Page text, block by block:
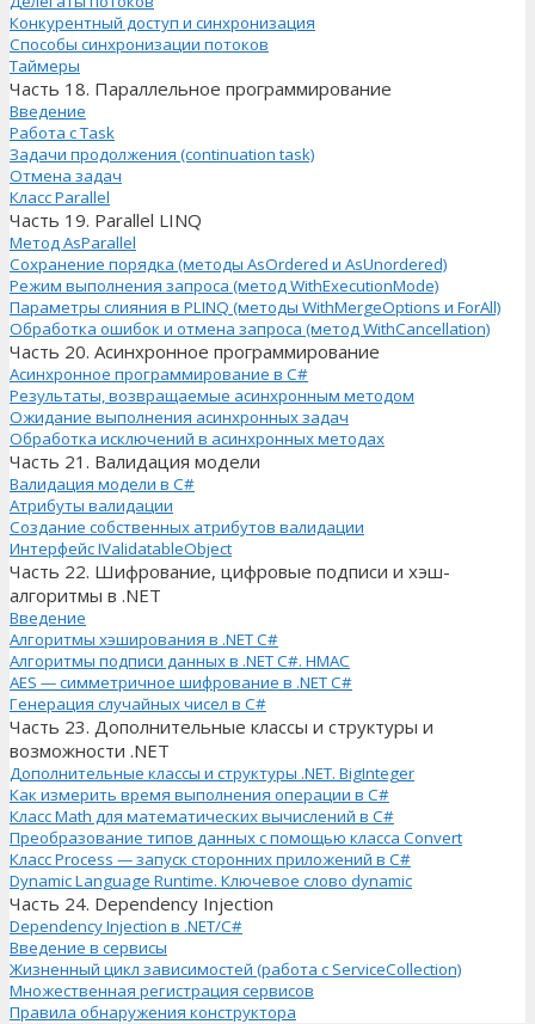
Конкурентный доступ и синхронизация
Способы синхронизации потоков
Таймеры
Часть 18. Параллельное программирование
Введение
Работа с Task
Задачи продолжения (continuation task)
Отмена задач
Класс Parallel
Часть 19. Parallel LINQ
Метод AsParallel
Сохранение порядка (методы AsOrdered и AsUnordered)
Режим выполнения запроса (метод WithExecutionMode)
Параметры слияния в PLINQ (методы WithMergeOptions и ForAll)
Обработка ошибок и отмена запроса (метод WithCancellation)
Часть 20. Асинхронное программирование
Асинхронное программирование в C#
Результаты, возвращаемые асинхронным методом
Ожидание выполнения асинхронных задач
Обработка исключений в асинхронных методах
Часть 21. Валидация модели
Валидация модели в C#
Атрибуты валидации
Создание собственных атрибутов валидации
Интерфейс IValidatableObject
Часть 22. Шифрование, цифровые подписи и хэш-
алгоритмы в .NET
Введение
Алгоритмы хэширования в .NET C#
Алгоритмы подписи данных в .NET C#. HMAC
AES — симметричное шифрование в .NET C#
Генерация случайных чисел в C#
Часть 23. Дополнительные классы и структуры и
возможности .NET
Дополнительные классы и структуры .NET. BigInteger
Как измерить время выполнения операции в C#
Класс Math для математических вычислений в C#
Преобразование типов данных с помощью класса Convert
Класс Process — запуск сторонних приложений в C#
Dynamic Language Runtime. Ключевое слово dynamic
Часть 24. Dependency Injection
Dependency Injection в .NET/C#
Введение в сервисы
Жизненный цикл зависимостей (работа с ServiceCollection)
Множественная регистрация сервисов
Правила обнаружения конструктора